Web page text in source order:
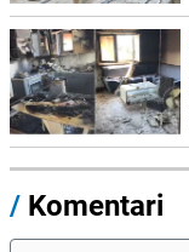
/ Komentari